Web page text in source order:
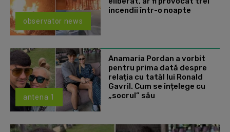
observator news
incendii într-o noapte
antena 1
Anamaria Pordan a vorbit
pentru prima dată despre
relația cu tatăl lui Ronald
Gavril. Cum se înțelege cu
„socrul” său